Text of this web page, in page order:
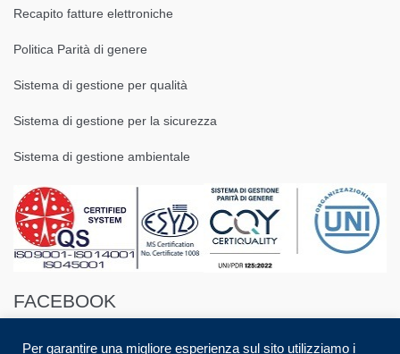
Recapito fatture elettroniche
Politica Parità di genere
Sistema di gestione per qualità
Sistema di gestione per la sicurezza
Sistema di gestione ambientale
FACEBOOK
Per garantire una migliore esperienza sul sito utilizziamo i